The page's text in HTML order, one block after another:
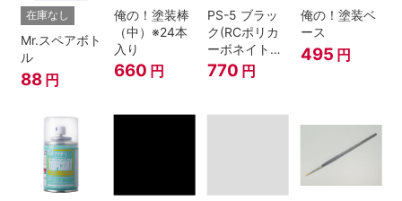
在庫なし
Mr.スペアボト
ル
88 円
俺の！塗装棒
（中）※24本
入り
660 円
PS-5 ブラッ
ク(RCポリカ
ーボネイトボ
ディ塗装用)
770 円
俺の！塗装ベ
ース
495 円